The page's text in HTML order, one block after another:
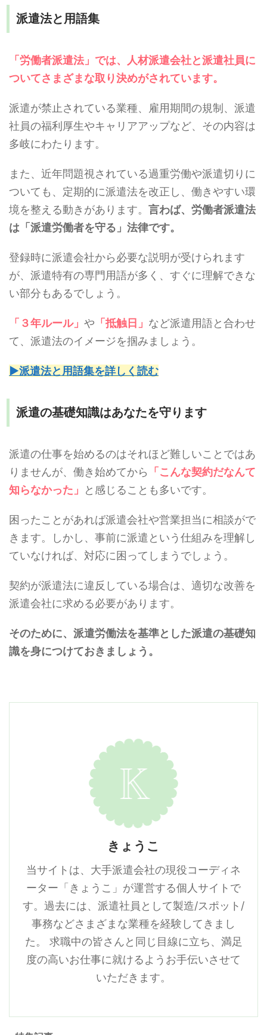
派遣法と用語集
「労働者派遣法」では、人材派遣会社と派遣社員に
ついてさまざまな取り決めがされています。
派遣が禁止されている業種、雇用期間の規制、派遣
社員の福利厚生やキャリアアップなど、その内容は
多岐にわたります。
また、近年問題視されている過重労働や派遣切りに
ついても、定期的に派遣法を改正し、働きやすい環
境を整える動きがあります。 言わば、労働者派遣法
は「派遣労働者を守る」法律です。
登録時に派遣会社から必要な説明が受けられます
が、派遣特有の専門用語が多く、すぐに理解できな
い部分もあるでしょう。
「３年ルール」 や 「抵触日」 など派遣用語と合わせ
て、派遣法のイメージを掴みましょう。
▶派遣法と用語集を詳しく読む
派遣の基礎知識はあなたを守ります
派遣の仕事を始めるのはそれほど難しいことではあ
りませんが、働き始めてから
「こんな契約だなんて
知らなかった」
と感じることも多いです。
困ったことがあれば派遣会社や営業担当に相談がで
きます。しかし、事前に派遣という仕組みを理解し
ていなければ、対応に困ってしまうでしょう。
契約が派遣法に違反している場合は、適切な改善を
派遣会社に求める必要があります。
そのために、派遣労働法を基準とした派遣の基礎知
識を身につけておきましょう。
きょうこ
当サイトは、大手派遣会社の現役コーディネ
ーター「きょうこ」が運営する個人サイトで
す。過去には、派遣社員として製造/スポット/
事務などさまざまな業種を経験してきまし
た。 求職中の皆さんと同じ目線に立ち、満足
度の高いお仕事に就けるようお手伝いさせて
いただきます。